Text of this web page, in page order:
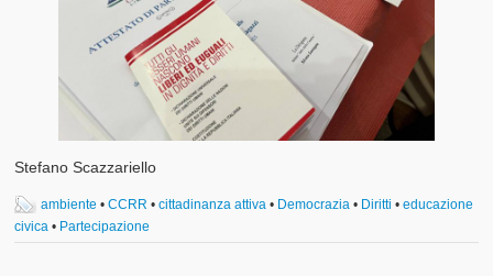
Stefano Scazzariello
ambiente •CCRR •cittadinanza attiva • Democrazia • Diritti •educazione
civica • Partecipazione